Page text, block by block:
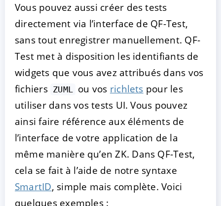
Vous pouvez aussi créer des tests
directement via l’interface de QF-Test,
sans tout enregistrer manuellement. QF-
Test met à disposition les identifiants de
widgets que vous avez attribués dans vos
fichiers ZUML ou vos richlets pour les
utiliser dans vos tests UI. Vous pouvez
ainsi faire référence aux éléments de
l’interface de votre application de la
même manière qu’en ZK. Dans QF-Test,
cela se fait à l’aide de notre syntaxe
SmartID, simple mais complète. Voici
quelques exemples :